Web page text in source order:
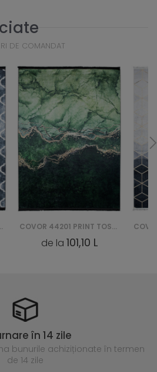
DE COMANDAT
TOSCANA COVOR 29340 PRINT TOSCANA
de la101,10 L
în 14 zile
bunurile achiziționate în termen
de 14 zile